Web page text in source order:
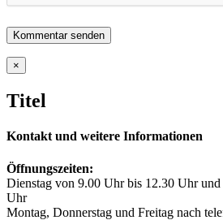
Close
product
view
×
Titel
Kontakt und weitere Informationen
Öffnungszeiten:
Dienstag von 9.00 Uhr bis 12.30 Uhr
Uhr
Montag, Donnerstag und Freitag nach